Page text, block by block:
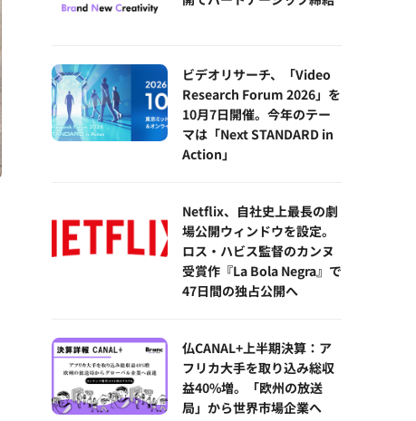
ビデオリサーチ、「Video
Research Forum 2026」を
10月7日開催。今年のテー
マは「Next STANDARD in
Action」
Netflix、自社史上最長の劇
場公開ウィンドウを設定。
ロス・ハビス監督のカンヌ
受賞作『La Bola Negra』で
47日間の独占公開へ
仏CANAL+上半期決算：ア
フリカ大手を取り込み総収
益40%増。「欧州の放送
局」から世界市場企業へ